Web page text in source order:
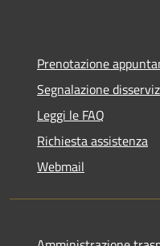
Prenotazione
Segnalazione
Leggi le FAQ
Richiesta assistenza
Webmail